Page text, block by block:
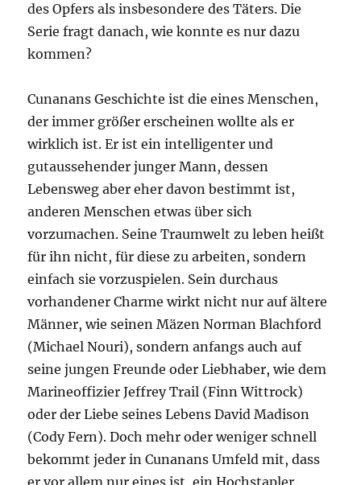
des Opfers als insbesondere des Täters. Die
Serie fragt danach, wie konnte es nur dazu
kommen?
Cunanans Geschichte ist die eines Menschen,
der immer größer erscheinen wollte als er
wirklich ist. Er ist ein intelligenter und
gutaussehender junger Mann, dessen
Lebensweg aber eher davon bestimmt ist,
anderen Menschen etwas über sich
vorzumachen. Seine Traumwelt zu leben heißt
für ihn nicht, für diese zu arbeiten, sondern
einfach sie vorzuspielen. Sein durchaus
vorhandener Charme wirkt nicht nur auf ältere
Männer, wie seinen Mäzen Norman Blachford
(Michael Nouri), sondern anfangs auch auf
seine jungen Freunde oder Liebhaber, wie dem
Marineoffizier Jeffrey Trail (Finn Wittrock)
oder der Liebe seines Lebens David Madison
(Cody Fern). Doch mehr oder weniger schnell
bekommt jeder in Cunanans Umfeld mit, dass
er vor allem nur eines ist, ein Hochstapler.